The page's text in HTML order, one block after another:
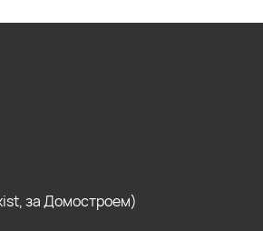
за Домостроем)